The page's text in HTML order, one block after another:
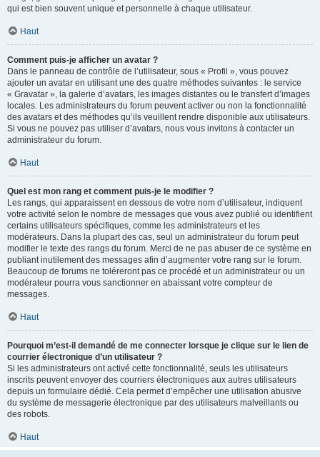
qui est bien souvent unique et personnelle à chaque utilisateur.
Haut
Comment puis-je afficher un avatar ?
Dans le panneau de contrôle de l’utilisateur, sous « Profil », vous pouvez
ajouter un avatar en utilisant une des quatre méthodes suivantes : le service
« Gravatar », la galerie d’avatars, les images distantes ou le transfert d’images
locales. Les administrateurs du forum peuvent activer ou non la fonctionnalité
des avatars et des méthodes qu’ils veuillent rendre disponible aux utilisateurs.
Si vous ne pouvez pas utiliser d’avatars, nous vous invitons à contacter un
administrateur du forum.
Haut
Quel est mon rang et comment puis-je le modifier ?
Les rangs, qui apparaissent en dessous de votre nom d’utilisateur, indiquent
votre activité selon le nombre de messages que vous avez publié ou identifient
certains utilisateurs spécifiques, comme les administrateurs et les
modérateurs. Dans la plupart des cas, seul un administrateur du forum peut
modifier le texte des rangs du forum. Merci de ne pas abuser de ce système en
publiant inutilement des messages afin d’augmenter votre rang sur le forum.
Beaucoup de forums ne toléreront pas ce procédé et un administrateur ou un
modérateur pourra vous sanctionner en abaissant votre compteur de
messages.
Haut
Pourquoi m’est-il demandé de me connecter lorsque je clique sur le lien de
courrier électronique d’un utilisateur ?
Si les administrateurs ont activé cette fonctionnalité, seuls les utilisateurs
inscrits peuvent envoyer des courriers électroniques aux autres utilisateurs
depuis un formulaire dédié. Cela permet d’empêcher une utilisation abusive
du système de messagerie électronique par des utilisateurs malveillants ou
des robots.
Haut